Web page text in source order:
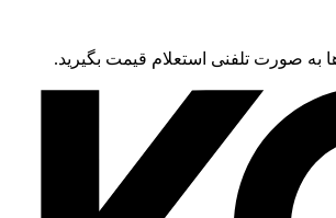
ها به صورت تلفنی استعلام قیمت بگیرید.